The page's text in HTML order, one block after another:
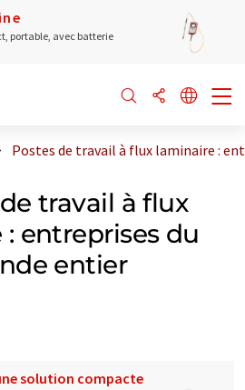
portable, avec batterie
Postes de travail à flux laminaire :
travail à flux
entreprises du
entier
solution compacte